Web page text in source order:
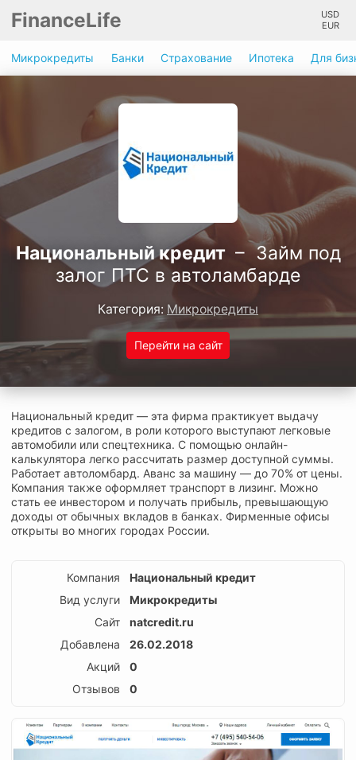
FinanceLife
USD
EUR
Микрокредиты Банки Страхование Ипотека Для
Национальный кредит – Займ под
залог ПТС в автоламбарде
Категория: Микрокредиты
Перейти на сайт
Национальный кредит — эта фирма практикует выдачу
кредитов с залогом, в роли которого выступают легковые
автомобили или спецтехника. С помощью онлайн-
калькулятора легко рассчитать размер доступной суммы.
Работает автоломбард. Аванс за машину — до 70% от цены.
Компания также оформляет транспорт в лизинг. Можно
стать ее инвестором и получать прибыль, превышающую
доходы от обычных вкладов в банках. Фирменные офисы
открыты во многих городах России.
Компания
Национальный кредит
Вид услуги
Микрокредиты
Сайт
natcredit.ru
Добавлена
26.02.2018
Акций
0
Отзывов
0